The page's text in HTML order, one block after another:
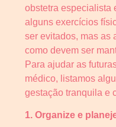
obstetra especialista
alguns exercícios
ser evitados, mas as
como devem ser
Para ajudar as
médico, listamos
gestação tranquila e
1. Organize e